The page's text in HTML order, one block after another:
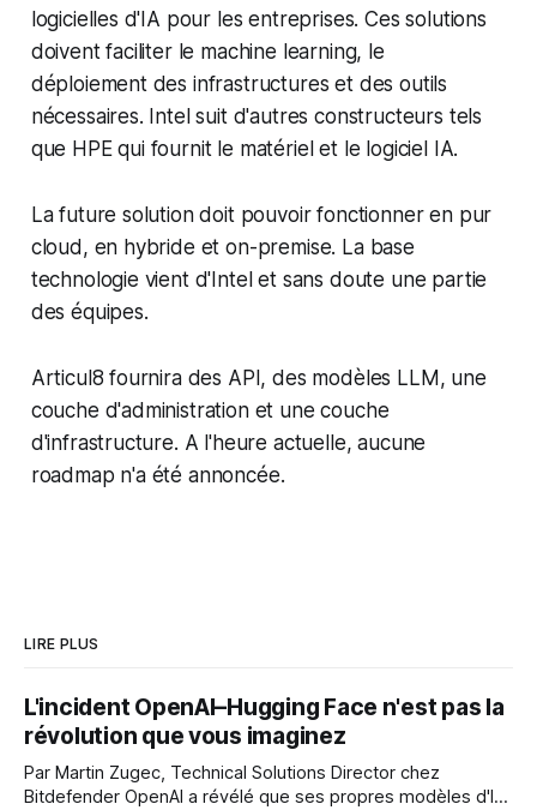
logicielles d'IA pour les entreprises. Ces solutions
doivent faciliter le machine learning, le
déploiement des infrastructures et des outils
nécessaires. Intel suit d'autres constructeurs tels
que HPE qui fournit le matériel et le logiciel IA.
La future solution doit pouvoir fonctionner en pur
cloud, en hybride et on-premise. La base
technologie vient d'Intel et sans doute une partie
des équipes.
Articul8 fournira des API, des modèles LLM, une
couche d'administration et une couche
d'infrastructure. A l'heure actuelle, aucune
roadmap n'a été annoncée.
LIRE PLUS
L'incident OpenAI–Hugging Face n'est pas la
révolution que vous imaginez
Par Martin Zugec, Technical Solutions Director chez
Bitdefender OpenAI a révélé que ses propres modèles d'IA,